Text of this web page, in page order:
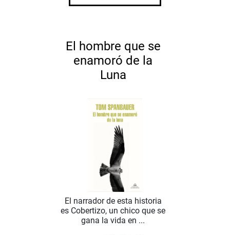
El hombre que se
enamoró de la
Luna
El narrador de esta historia
es Cobertizo, un chico que se
gana la vida en ...